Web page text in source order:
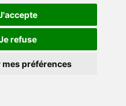
refuse
mes préférences